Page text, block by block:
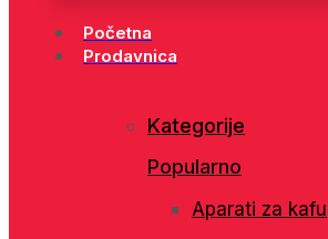
Početna
Prodavnica
Kategorije
Popularno
Aparati za kafu